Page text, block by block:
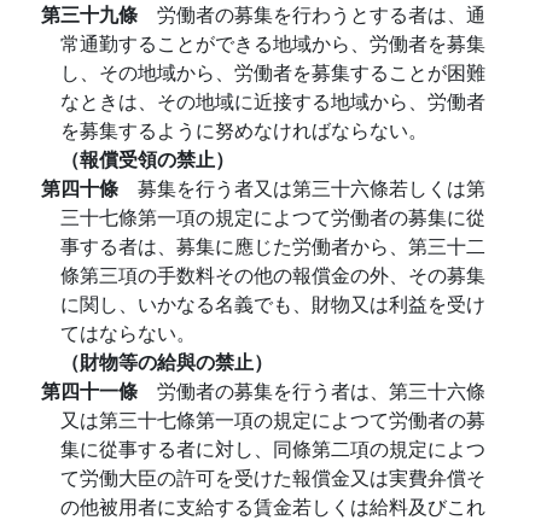
第三十九條 労働者の募集を行わうとする者は、通
常通勤することができる地域から、労働者を募集
し、その地域から、労働者を募集することが困難
なときは、その地域に近接する地域から、労働者
を募集するように努めなければならない。
（報償受領の禁止）
第四十條 募集を行う者又は第三十六條若しくは第
三十七條第一項の規定によつて労働者の募集に從
事する者は、募集に應じた労働者から、第三十二
條第三項の手数料その他の報償金の外、その募集
に関し、いかなる名義でも、財物又は利益を受け
てはならない。
（財物等の給與の禁止）
第四十一條 労働者の募集を行う者は、第三十六條
又は第三十七條第一項の規定によつて労働者の募
集に從事する者に対し、同條第二項の規定によつ
て労働大臣の許可を受けた報償金又は実費弁償そ
の他被用者に支給する賃金若しくは給料及びこれ